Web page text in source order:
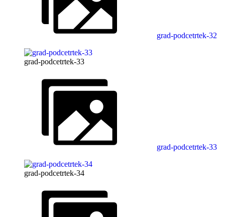
grad-podcetrtek-32
grad-podcetrtek-33
grad-podcetrtek-33
grad-podcetrtek-34